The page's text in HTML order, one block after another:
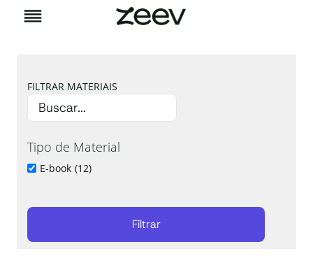
Pular
para
FILTRAR MATERIAIS
Tipo de Material
E-book (12)